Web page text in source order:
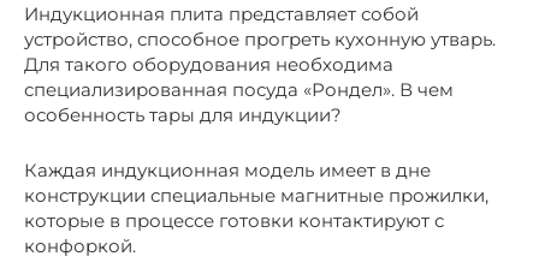
Индукционная плита представляет собой
устройство, способное прогреть кухонную утварь.
Для такого оборудования необходима
специализированная посуда «Рондел». В чем
особенность тары для индукции?
Каждая индукционная модель имеет в дне
конструкции специальные магнитные прожилки,
которые в процессе готовки контактируют с
конфоркой.